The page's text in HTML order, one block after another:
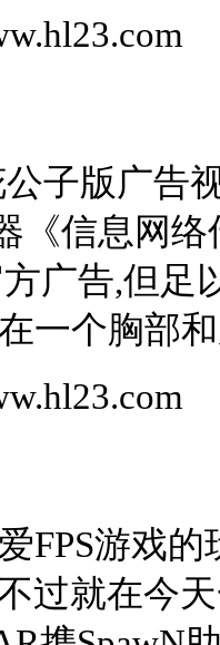
子版广告
《信息网
广告,但足
一个胸部
FPS游戏
过就在今